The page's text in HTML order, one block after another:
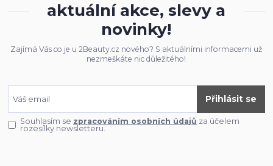
aktuální akce, slevy a
novinky!
Zajímá Vás co je u 2Beauty.cz nového? S aktuálními informacemi už
nezmeškáte nic důležitého!
Přihlásit se
Souhlasím se zpracováním osobních údajů za účelem
rozesílky newsletteru.